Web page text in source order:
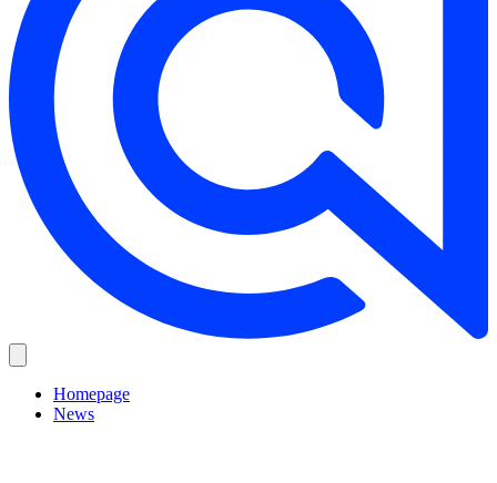
Homepage
News